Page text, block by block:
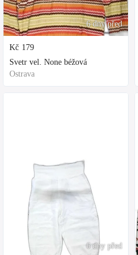
6 dny před
Kč 179
Svetr vel. None béžová
Ostrava
6 dny před